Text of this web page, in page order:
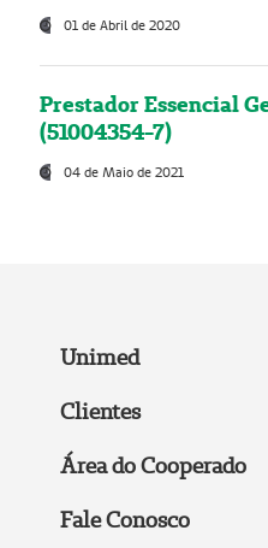
01 de Abril de 2020
Prestador Essencial
(51004354-7)
04 de Maio de 2021
Unimed
Clientes
Área do Cooperado
Fale Conosco